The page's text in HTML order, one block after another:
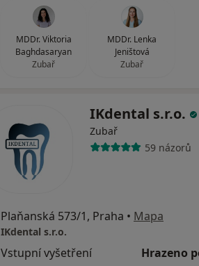
MDDr. Viktoria
Baghdasaryan
Zubař
MDDr. Lenka
Jeništová
Zubař
IKdental s.r.o.
Zubař
59 názorů
Plaňanská 573/1, Praha • Mapa
IKdental s.r.o.
Vstupní vyšetření
Hrazeno